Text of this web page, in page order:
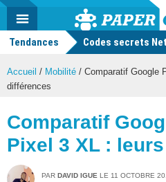
Actu
geek
MENU
Tendances Codes secrets
Accueil / Mobilité / Comparatif Google
différences
Comparatif
Pixel 3 XL :
PAR DAVID IGUE LE 11 OCTOBRE
Mode
Facebook